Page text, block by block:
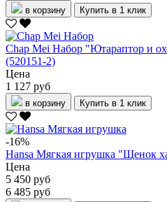
в корзину Купить в 1 клик
Chap Mei Набор "Ютараптор и
(520151-2)
Цена
1 127 руб
в корзину Купить в 1 клик
-16%
Hansa Мягкая игрушка "Щенок
Цена
5 450 руб
6 485 руб